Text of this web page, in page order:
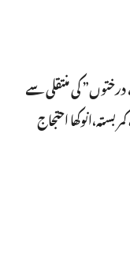
کی منتقلی سے
احتجاج